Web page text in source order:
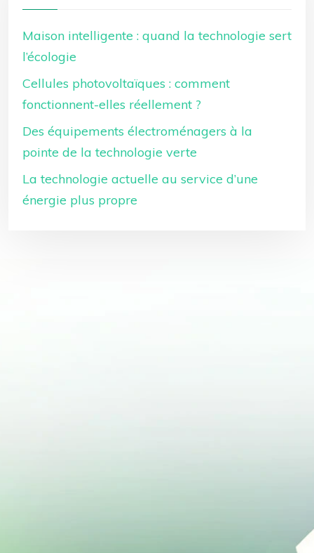
Maison intelligente : quand la technologie sert
l’écologie
Cellules photovoltaïques : comment
fonctionnent-elles réellement ?
Des équipements électroménagers à la
pointe de la technologie verte
La technologie actuelle au service d’une
énergie plus propre